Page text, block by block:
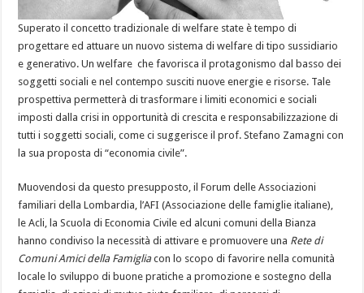
Superato il concetto tradizionale di welfare state è tempo di
progettare ed attuare un nuovo sistema di welfare di tipo sussidiario
e generativo. Un welfare che favorisca il protagonismo dal basso dei
soggetti sociali e nel contempo susciti nuove energie e risorse. Tale
prospettiva permetterà di trasformare i limiti economici e sociali
imposti dalla crisi in opportunità di crescita e responsabilizzazione di
tutti i soggetti sociali, come ci suggerisce il prof. Stefano Zamagni con
la sua proposta di “economia civile”.
Muovendosi da questo presupposto, il Forum delle Associazioni
familiari della Lombardia, l’AFI (Associazione delle famiglie italiane),
le Acli, la Scuola di Economia Civile ed alcuni comuni della Bianza
hanno condiviso la necessità di attivare e promuovere una Rete di
Comuni Amici della Famigliacon lo scopo di favorire nella comunità
locale lo sviluppo di buone pratiche a promozione e sostegno della